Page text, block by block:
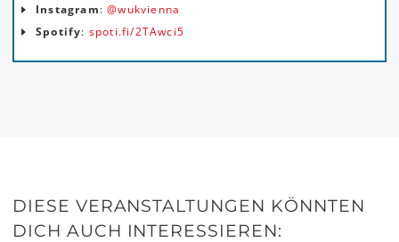
Instagram:@wukvienna
Spotify: spoti.fi/2TAwci5
DIESE VERANSTALTUNGEN KÖNNTEN
DICH AUCH INTERESSIEREN: